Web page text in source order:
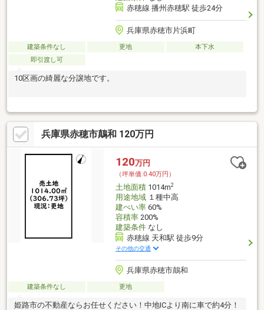
赤穂線 播州赤穂駅 徒歩24分
兵庫県赤穂市片浜町
建築条件なし 更地
本下水
即引渡し可
10区画の綺麗な分譲地です。
兵庫県赤穂市鷏和 120万円
120万円
（坪単価:0.40万円）
土地面積1014m2
用途地域１種中高
建ぺい率60%
容積率200%
建築条件なし
赤穂線 天和駅 徒歩9分
その他の交通
兵庫県赤穂市鷏和
建築条件なし 更地
姫路市の不動産ならお任せください！中地ICより南に車で約4分！